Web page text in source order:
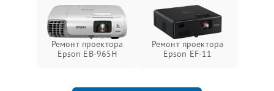
Ремонт проектора
Epson EB-965H
Ремонт проектора
Epson EF-11